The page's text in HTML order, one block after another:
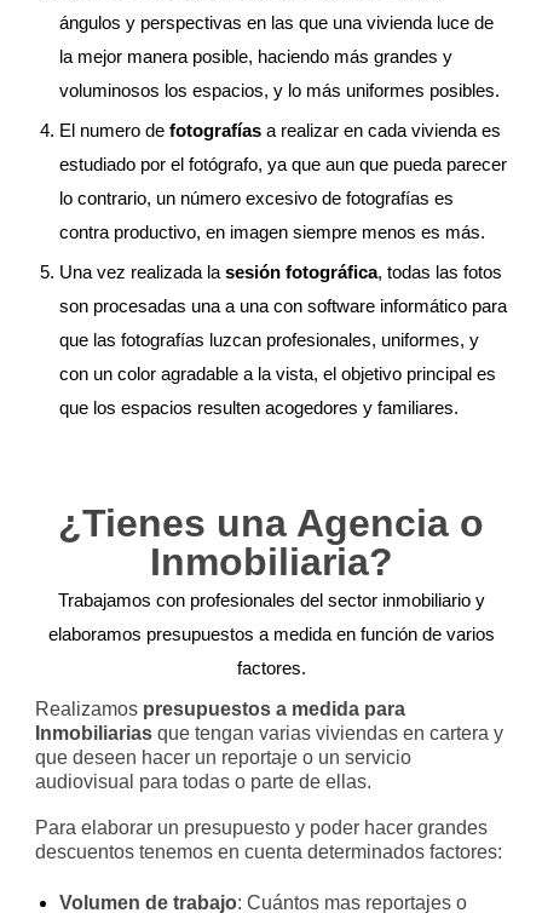
ángulos y perspectivas en las que una vivienda luce de
la mejor manera posible, haciendo más grandes y
voluminosos los espacios, y lo más uniformes posibles.
El numero de fotografías a realizar en cada vivienda es
estudiado por el fotógrafo, ya que aun que pueda parecer
lo contrario, un número excesivo de fotografías es
contra productivo, en imagen siempre menos es más.
Una vez realizada la sesión fotográfica, todas las fotos
son procesadas una a una con software informático para
que las fotografías luzcan profesionales, uniformes, y
con un color agradable a la vista, el objetivo principal es
que los espacios resulten acogedores y familiares.
¿Tienes una Agencia o
Inmobiliaria?
Trabajamos con profesionales del sector inmobiliario y
elaboramos presupuestos a medida en función de varios
factores.
Realizamos presupuestos a medida para
Inmobiliarias que tengan varias viviendas en cartera y
que deseen hacer un reportaje o un servicio
audiovisual para todas o parte de ellas.
Para elaborar un presupuesto y poder hacer grandes
descuentos tenemos en cuenta determinados factores:
Volumen de trabajo: Cuántos mas reportajes o